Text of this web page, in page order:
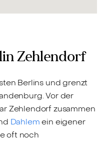
Zehlendorf
Berlins und grenzt
Vor der
Zehlendorf zusammen
Dahlemein eigener
oft noch